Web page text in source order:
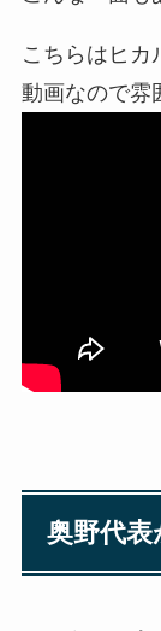
こちらはヒカ
動画なので雰
奥野代